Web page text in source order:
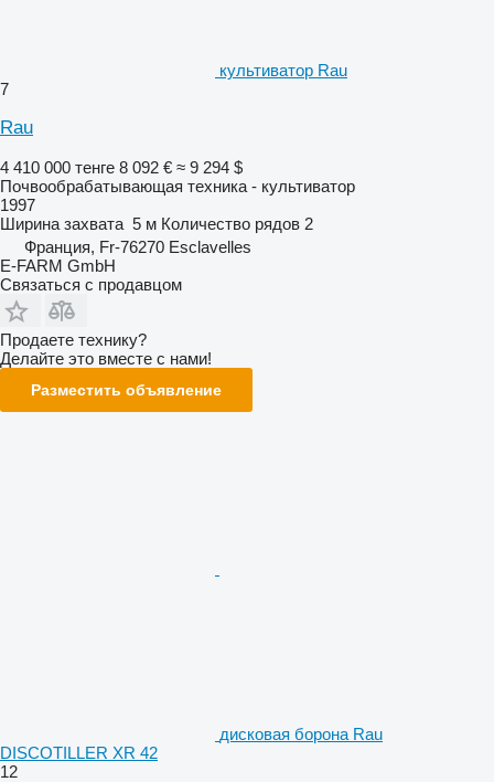
культиватор Rau
7
Rau
4 410 000 тенге 8 092 € ≈ 9 294 $
Почвообрабатывающая техника - культиватор
1997
Ширина захвата 5 м Количество рядов 2
Франция, Fr-76270 Esclavelles
E-FARM GmbH
Связаться с продавцом
Продаете технику?
Делайте это вместе с нами!
Разместить объявление
дисковая борона Rau
DISCOTILLER XR 42
12